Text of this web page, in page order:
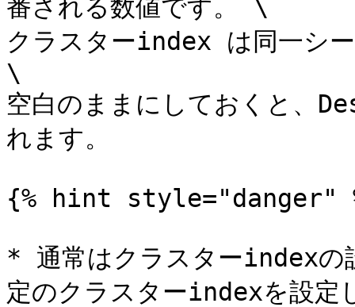
番される数値です。 \
クラスターindex は同一シ
\
空白のままにしておくと、
れます。
{% hint style="danger"
* 通常はクラスターindexの
定のクラスターindexを設定